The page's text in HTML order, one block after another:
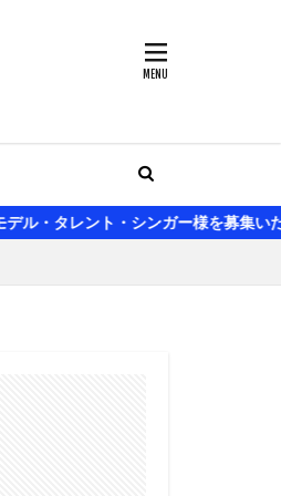
ンガー様を募集いたしております。